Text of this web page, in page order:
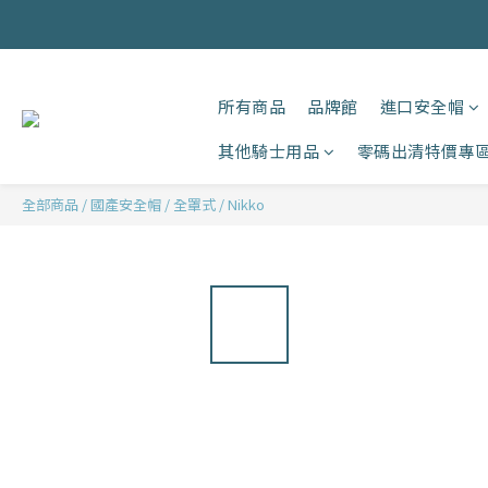
所有商品 品牌館
進口安全帽
其他騎士用品
零碼出清特價專
全部商品 /國產安全帽 / 全罩式 /Nikko